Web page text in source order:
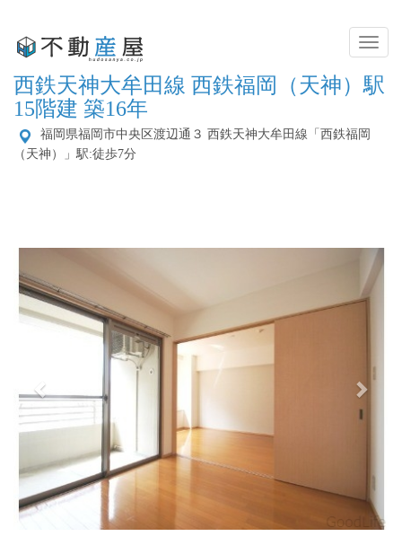
Toggle
西鉄天神大牟田線 西鉄福岡（天神）駅
15階建 築16年
福岡県福岡市中央区渡辺通３ 西鉄天神大牟田線「西鉄福岡
（天神）」駅:徒歩7分